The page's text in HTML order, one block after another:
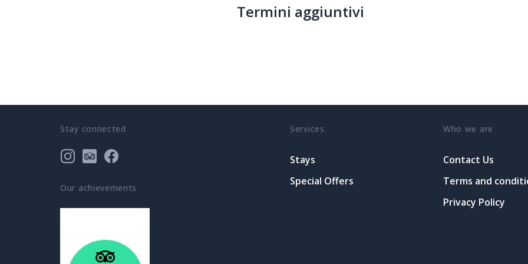
Termini aggiuntivi
Stay connected
Our achievements
Services
Stays
Special Offers
Who we are
Contact Us
Terms and
Privacy Policy